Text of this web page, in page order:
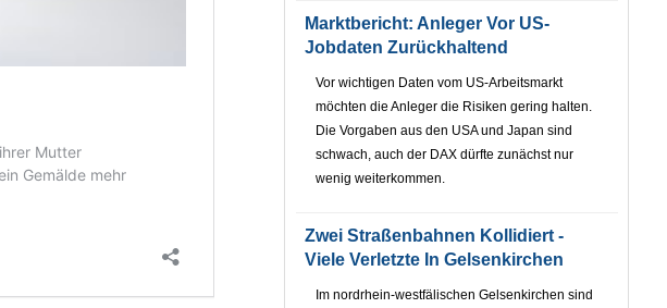
Marktbericht: Anleger Vor US-
Jobdaten Zurückhaltend
Vor wichtigen Daten vom US-Arbeitsmarkt
möchten die Anleger die Risiken gering halten.
Die Vorgaben aus den USA und Japan sind
schwach, auch der DAX dürfte zunächst nur
wenig weiterkommen.
Zwei Straßenbahnen Kollidiert -
Viele Verletzte In Gelsenkirchen
Im nordrhein-westfälischen Gelsenkirchen sind